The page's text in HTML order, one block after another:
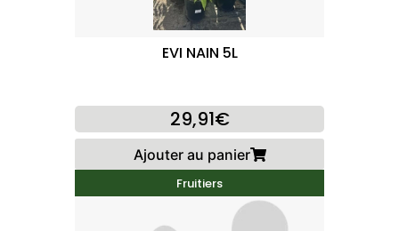
EVI NAIN 5L
29,91€
Ajouter au panier
Fruitiers